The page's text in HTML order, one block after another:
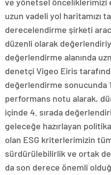
uzun vadeli yol haritamızı
derecelendirme şirketi
düzenli olarak
değerlendirme alanında
denetçi Vigeo Eiris
değerlendirme sonucunda
performans notu alarak,
içinde 4. sırada
geleceğe hazırlayan
olan ESG kriterlerimizin
sürdürülebilirlik ve ortak
da son derece önemli